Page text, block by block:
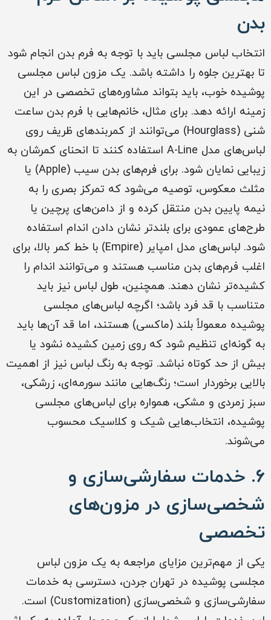
بدن
انتخاب لباس مجلسی باید با توجه به فرم بدن انجام شود
تا بهترین جلوه را داشته باشد. یک مزون لباس مجلسی
پوشیده خوب، باید بتواند مشاوره‌های تخصصی در این
زمینه ارائه دهد. برای مثال، خانم‌هایی با فرم بدن ساعت
شنی (Hourglass) می‌توانند از کمربندهای ظریف روی
لباس‌های مدل A-Line استفاده کنند تا انحنای کمرشان به
زیبایی نمایان شود. برای فرم‌های بدن سیب (Apple) یا
مثلث معکوس، توصیه می‌شود که تمرکز بصری را به
نیمه پایین بدن منتقل کرده و از دامن‌های پرچین یا
طرح‌های عمودی برای بلندتر نشان دادن اندام استفاده
شود. لباس‌های مدل امپایر (Empire) با خط کمر بالا، برای
اغلب فرم‌های بدن مناسب هستند و می‌توانند اندام را
کشیده‌تر نشان دهند. همچنین، طول لباس نیز باید
متناسب با قد فرد باشد؛ اگرچه لباس‌های مجلسی
پوشیده معمولاً بلند (ماکسی) هستند، اما قد آن‌ها باید
به گونه‌ای تنظیم شود که روی زمین کشیده نشود یا
بیش از حد کوتاه نباشد. توجه به رنگ لباس نیز از اهمیت
بالایی برخوردار است؛ رنگ‌هایی مانند سورمه‌ای، زرشکی،
سبز زمردی و مشکی، همواره برای لباس‌های مجلسی
پوشیده، انتخاب‌هایی شیک و کلاسیک محسوب
می‌شوند.
۶. خدمات سفارشی‌سازی و
شخصی‌سازی در مزون‌های
تخصصی
یکی از مهم‌ترین مزایای مراجعه به یک مزون لباس
مجلسی پوشیده در تهران جردن، دسترسی به خدمات
سفارشی‌سازی و شخصی‌سازی (Customization) است.